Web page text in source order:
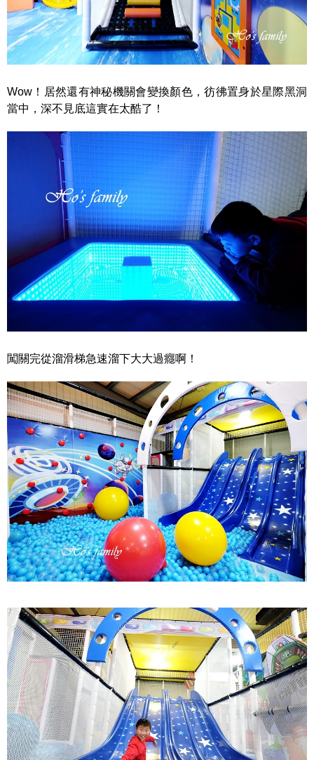
Wow！居然還有神秘機關會變換顏色，彷彿置身於星際黑洞
當中，深不見底這實在太酷了！
闖關完從溜滑梯急速溜下大大過癮啊！